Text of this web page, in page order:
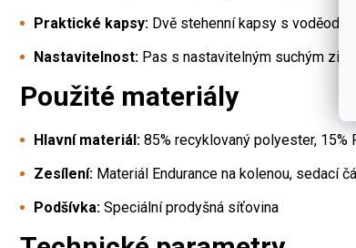
Praktické kapsy: Dvě stehenní kapsy s
Nastavitelnost: Pas s nastavitelným suchým
Použité materiály
Hlavní materiál: 85% recyklovaný polyester, 15%
Zesílení: Materiál Endurance na kolenou, sedací
Podšívka: Speciální prodyšná síťovina